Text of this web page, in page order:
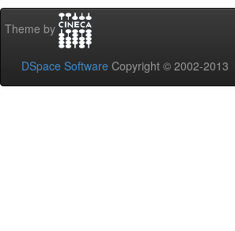
Theme by
DSpace Software Copyright © 2002-2013